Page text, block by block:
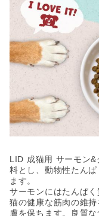
LID 成猫用 サーモン
料とし、動物性たん
ます。
サーモンにはたんぱ
猫の健康な筋肉の維
膚を保ちます。良質